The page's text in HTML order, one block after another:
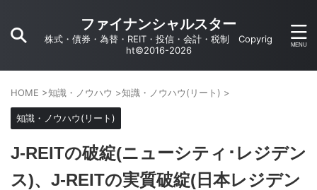
ファイナンシャルスター
株式・債券・為替・REIT・投信・会計・税制 Copyrig
ht©2016-2026
HOME >知識・ノウハウ >知識・ノウハウ(リート) >
知識・ノウハウ(リート)
J-REITの破綻(ニューシティ･レジデン
ス)、J-REITの実質破綻(日本レジデン